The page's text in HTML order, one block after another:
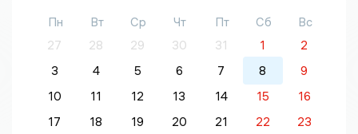
Пн Вт Ср Чт Пт Сб
Вс
27
28 29 30 31 1
2
3
4 5 6 7 8
9
10
11 12 13 14 15
16
17
18 19 20 21 22
23